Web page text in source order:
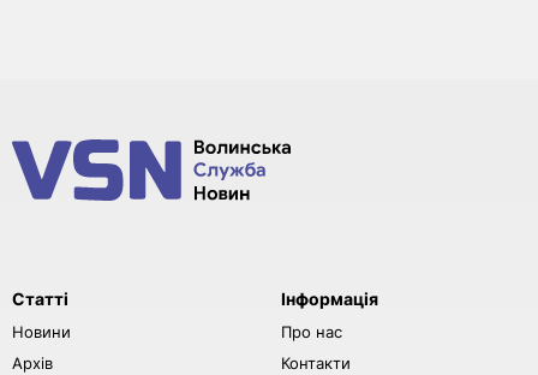
Статті
Новини
Архів
Інформація
Про нас
Контакти